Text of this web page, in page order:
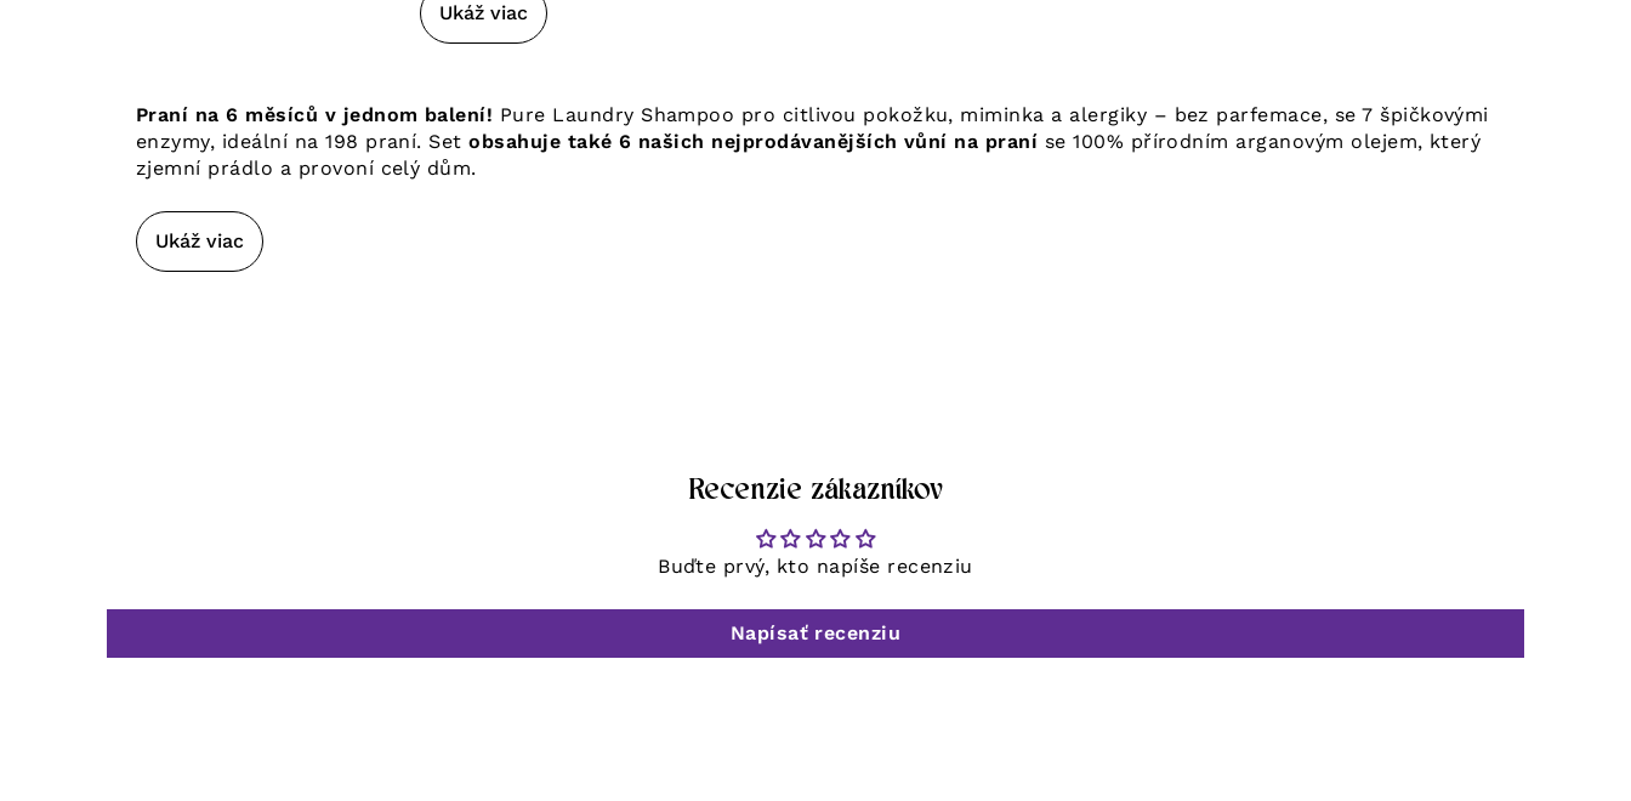
Ukáž viac
Praní na 6 měsíců v jednom balení! Pure Laundry Shampoo pro citlivou pokožku, miminka a alergiky – bez parfemace, se 7 špičkovými
enzymy, ideální na 198 praní. Setobsahuje také 6 našich nejprodávanějších vůní na praní se 100% přírodním arganovým olejem, který
zjemní prádlo a provoní celý dům.
Ukáž viac
Recenzie zákazníkov
Buďte prvý, kto napíše recenziu
Napísať recenziu